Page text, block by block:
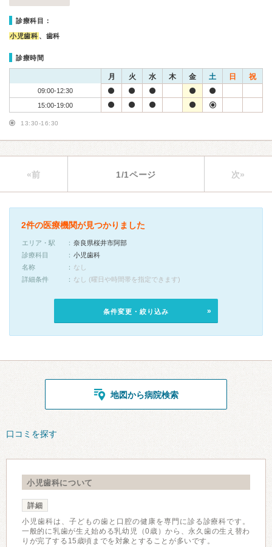
診療科目：
小児歯科 、歯科
診療時間
月 火 水 木 金 土 日 祝
09:00-12:30
15:00-19:00
13:30-16:30
«前 1/1ページ 次»
2件の医療機関が見つかりました
エリア・駅
奈良県桜井市阿部
診療科目
小児歯科
名称
なし
詳細条件
なし (曜日や時間帯を指定できます)
条件変更・絞り込み
地図から病院検索
口コミを探す
小児歯科について
詳細
小児歯科は、子どもの歯と口腔の健康を専門に診る診療科です。
一般的に乳歯が生え始める乳幼児（0歳）から、永久歯の生え替わ
りが完了する15歳頃までを対象とすることが多いです。